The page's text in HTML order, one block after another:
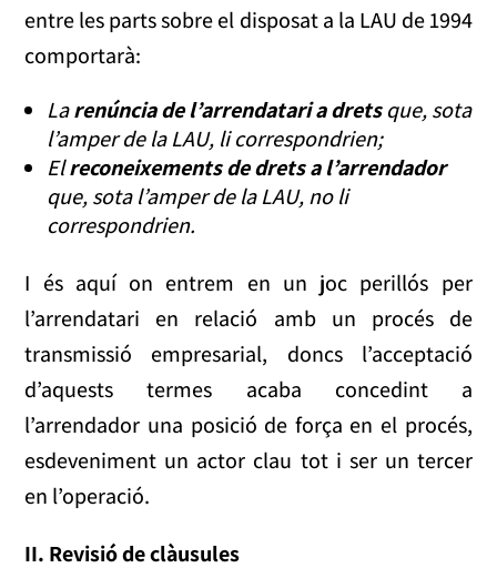
entre les parts sobre el disposat a la LAU de 1994
comportarà:
Larenúncia de l’arrendatari a dretsque, sota
l’amper de la LAU, li correspondrien;
Elreconeixements de drets a l’arrendador
que, sota l’amper de la LAU, no li
correspondrien.
I és aquí on entrem en un joc perillós per
l’arrendatari en relació amb un procés de
transmissió empresarial, doncs l’acceptació
d’aquests termes acaba concedint a
l’arrendador una posició de força en el procés,
esdeveniment un actor clau tot i ser un tercer
en l’operació.
II. Revisió de clàusules